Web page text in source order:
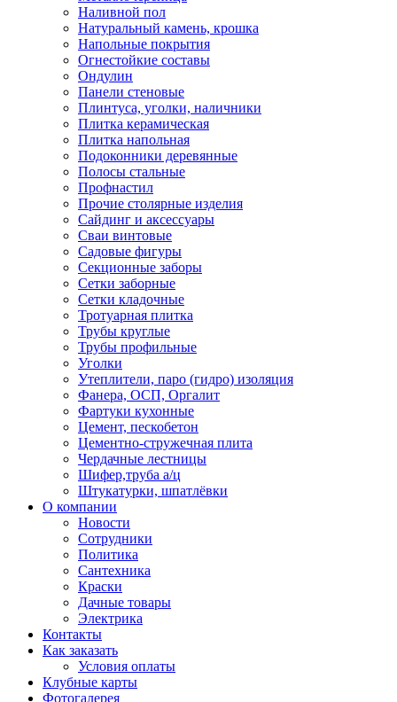
Наливной пол
Натуральный камень, крошка
Напольные покрытия
Огнестойкие составы
Ондулин
Панели стеновые
Плинтуса, уголки, наличники
Плитка керамическая
Плитка напольная
Подоконники деревянные
Полосы стальные
Профнастил
Прочие столярные изделия
Сайдинг и аксессуары
Сваи винтовые
Садовые фигуры
Секционные заборы
Сетки заборные
Сетки кладочные
Тротуарная плитка
Трубы круглые
Трубы профильные
Уголки
Утеплители, паро (гидро) изоляция
Фанера, ОСП, Оргалит
Фартуки кухонные
Цемент, пескобетон
Цементно-стружечная плита
Чердачные лестницы
Шифер,труба а/ц
Штукатурки, шпатлёвки
О компании
Новости
Сотрудники
Политика
Сантехника
Краски
Дачные товары
Электрика
Контакты
Как заказать
Условия оплаты
Клубные карты
Фотогалерея